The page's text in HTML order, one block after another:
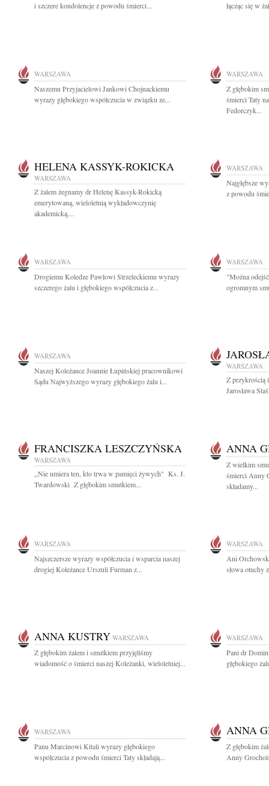
i szczere kondolencje z powodu śmierci...
łącząc się w
WARSZAWA
Naszemu Przyjacielowi Jankowi Chojnackiemu
wyrazy głębokiego współczucia w związku ze...
WARSZAWA
Z głębokim
śmierci Taty
Fedorczyk...
HELENA KASSYK-ROKICKA
WARSZAWA
Z żalem żegnamy dr Helenę Kassyk-Rokicką
emerytowaną, wieloletnią wykładowczynię
akademicką,...
WARSZAWA
Najgłębsze
z powodu
WARSZAWA
Drogiemu Koledze Pawłowi Strzeleckiemu wyrazy
szczerego żalu i głębokiego współczucia z...
WARSZAWA
"Można
ogromnym
WARSZAWA
Naszej Koleżance Joannie Łupińskiej pracownikowi
Sądu Najwyższego wyrazy głębokiego żalu i...
WARSZAWA
Z przykrością
Jarosława
FRANCISZKA LESZCZYŃSKA
WARSZAWA
,,Nie umiera ten, kto trwa w pamięci żywych" Ks. J.
Twardowski Z głębokim smutkiem...
ANNA
Z wielkim
śmierci Anny
składamy...
WARSZAWA
Najszczersze wyrazy współczucia i wsparcia naszej
drogiej Koleżance Urszuli Furman z...
WARSZAWA
Ani
słowa otuchy
ANNA KUSTRY WARSZAWA
Z głębokim żalem i smutkiem przyjęliśmy
wiadomość o śmierci naszej Koleżanki, wieloletniej...
WARSZAWA
Pani dr
głębokiego
WARSZAWA
Panu Marcinowi Kitali wyrazy głębokiego
współczucia z powodu śmierci Taty składają...
ANNA
Z głębokim
Anny